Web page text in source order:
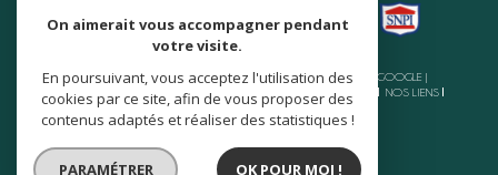
© 2026 | TOUS DROITS RÉSERVÉS | TRADUCTION POWERED BY GOOGLE |
NOS HONORAIRES
PLAN DU SITE
NOS LIENS
POLITIQUE RGPD
COOKIES
On aimerait vous accompagner pendant
votre visite.
En poursuivant, vous acceptez l'utilisation des
cookies par ce site, afin de vous proposer des
contenus adaptés et réaliser des statistiques !
PARAMÉTRER OK POUR MOI !